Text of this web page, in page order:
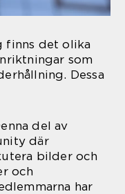
finns det olika
som
Dessa
del av
där
bilder och
och
har